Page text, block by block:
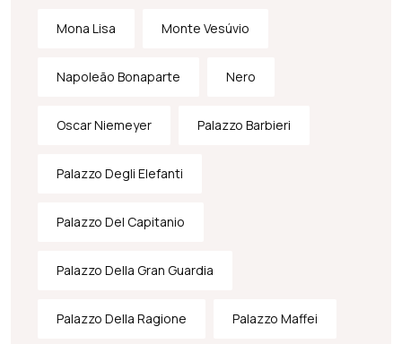
Mona Lisa Monte Vesúvio
Napoleão Bonaparte Nero
Oscar Niemeyer Palazzo Barbieri
Palazzo Degli Elefanti
Palazzo Del Capitanio
Palazzo Della Gran Guardia
Palazzo Della Ragione Palazzo Maffei